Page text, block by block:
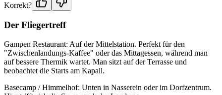
Korrekt?
Der Fliegertreff
Gampen Restaurant: Auf der Mittelstation. Perfekt für den
"Zwischenlandungs-Kaffee" oder das Mittagessen, während man
auf bessere Thermik wartet. Man sitzt auf der Terrasse und
beobachtet die Starts am Kapall.
Basecamp / Himmelhof: Unten in Nasserein oder im Dorfzentrum.